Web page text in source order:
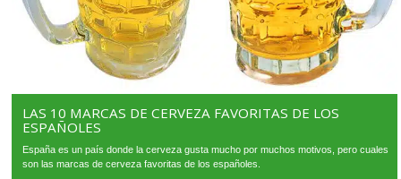
LAS 10 MARCAS DE CERVEZA FAVORITAS DE LOS
ESPAÑOLES
España es un país donde la cerveza gusta mucho por muchos motivos, pero cuales
son las marcas de cerveza favoritas de los españoles.